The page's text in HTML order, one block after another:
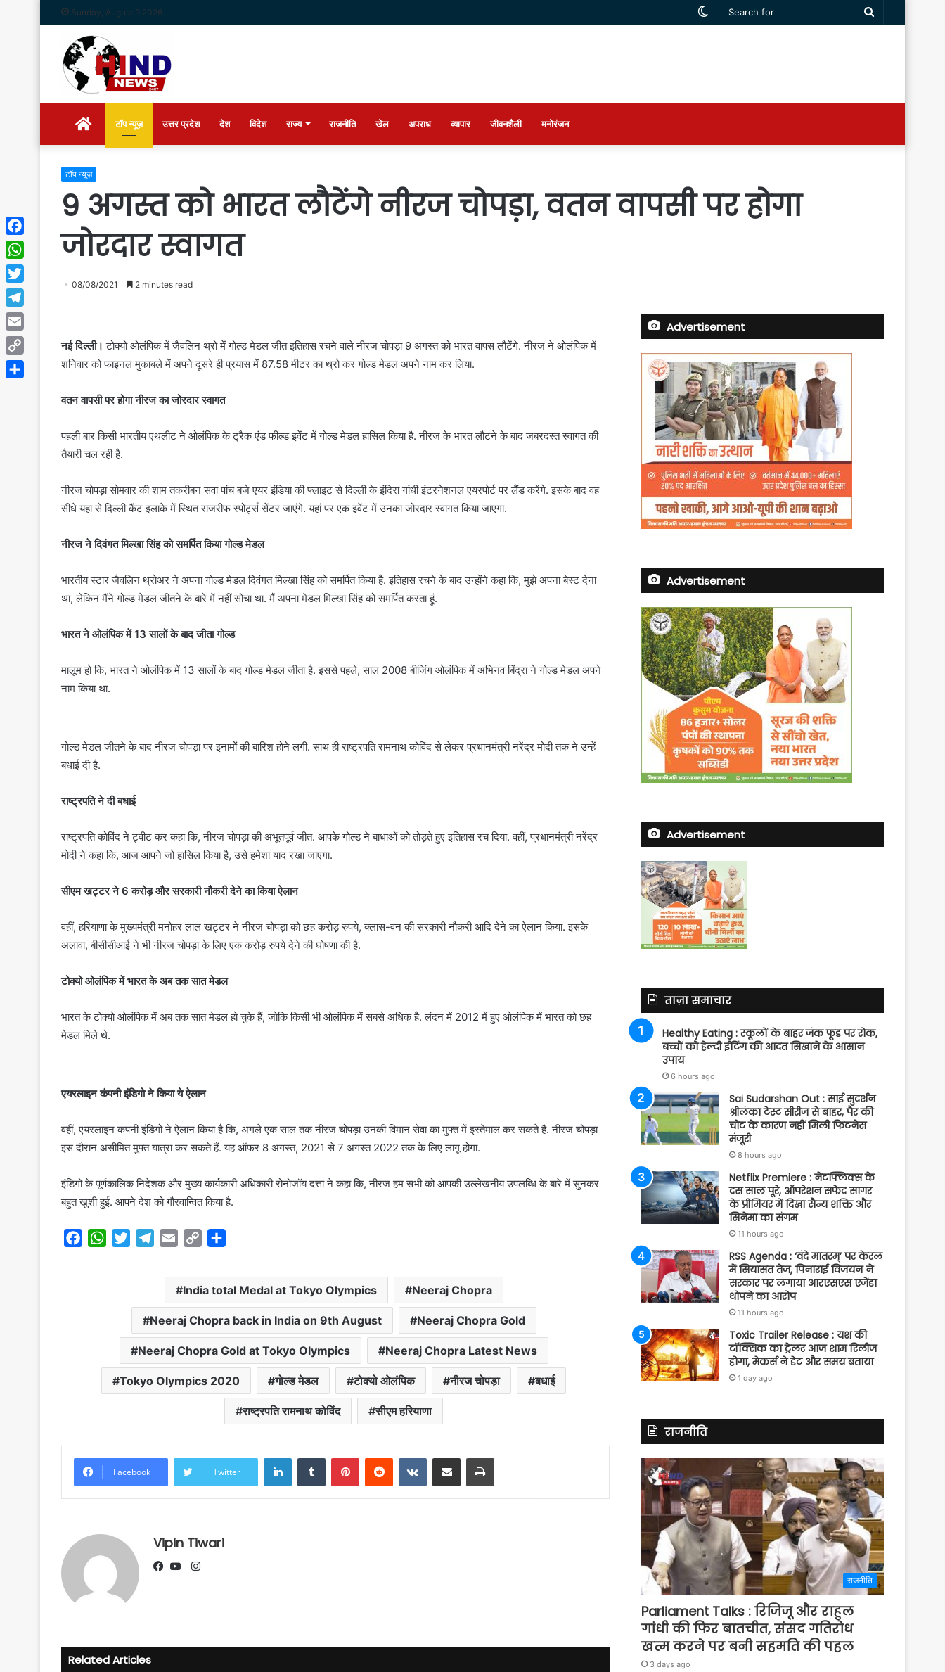
Sunday, August 9 2026
Search
Switch
Homeटॉप न्यूज़ उत्तर प्रदेश देश विदेश राज्य राजनीति खेल अपराध व्यापार जीवनशैली मनोरंजन
टॉप न्यूज़
9 अगस्त को भारत लौटेंगे नीरज चोपड़ा, वतन वापसी पर होगा
जोरदार स्वागत
08/08/2021 2 minutes read
नई दिल्ली। टोक्यो ओलंपिक में जैवलिन थ्रो में गोल्ड मेडल जीत इतिहास रचने वाले नीरज चोपड़ा 9 अगस्त को भारत वापस लौटेंगे. नीरज ने ओलंपिक में
शनिवार को फाइनल मुकाबले में अपने दूसरे ही प्रयास में 87.58 मीटर का थ्रो कर गोल्ड मेडल अपने नाम कर लिया.
वतन वापसी पर होगा नीरज का जोरदार स्वागत
पहली बार किसी भारतीय एथलीट ने ओलंपिक के ट्रैक एंड फील्ड इवेंट में गोल्ड मेडल हासिल किया है. नीरज के भारत लौटने के बाद जबरदस्त स्वागत की
तैयारी चल रही है.
नीरज चोपड़ा सोमवार की शाम तकरीबन सवा पांच बजे एयर इंडिया की फ्लाइट से दिल्ली के इंदिरा गांधी इंटरनेशनल एयरपोर्ट पर लैंड करेंगे. इसके बाद वह
सीधे यहां से दिल्ली कैंट इलाके में स्थित राजरीफ स्पोर्ट्स सेंटर जाएंगे. यहां पर एक इवेंट में उनका जोरदार स्वागत किया जाएगा.
नीरज ने दिवंगत मिल्खा सिंह को समर्पित किया गोल्ड मेडल
भारतीय स्टार जैवलिन थ्रोअर ने अपना गोल्ड मेडल दिवंगत मिल्खा सिंह को समर्पित किया है. इतिहास रचने के बाद उन्होंने कहा कि, मुझे अपना बेस्ट देना
था, लेकिन मैंने गोल्ड मेडल जीतने के बारे में नहीं सोचा था. मैं अपना मेडल मिल्खा सिंह को समर्पित करता हूं.
भारत ने ओलंपिक में 13 सालों के बाद जीता गोल्ड
मालूम हो कि, भारत ने ओलंपिक में 13 सालों के बाद गोल्ड मेडल जीता है. इससे पहले, साल 2008 बीजिंग ओलंपिक में अभिनव बिंद्रा ने गोल्ड मेडल अपने
नाम किया था.
गोल्ड मेडल जीतने के बाद नीरज चोपड़ा पर इनामों की बारिश होने लगी. साथ ही राष्ट्रपति रामनाथ कोविंद से लेकर प्रधानमंत्री नरेंद्र मोदी तक ने उन्हें
बधाई दी है.
राष्ट्रपति ने दी बधाई
राष्ट्रपति कोविंद ने ट्वीट कर कहा कि, नीरज चोपड़ा की अभूतपूर्व जीत. आपके गोल्ड ने बाधाओं को तोड़ते हुए इतिहास रच दिया. वहीं, प्रधानमंत्री नरेंद्र
मोदी ने कहा कि, आज आपने जो हासिल किया है, उसे हमेशा याद रखा जाएगा.
सीएम खट्टर ने 6 करोड़ और सरकारी नौकरी देने का किया ऐलान
वहीं, हरियाणा के मुख्यमंत्री मनोहर लाल खट्टर ने नीरज चोपड़ा को छह करोड़ रुपये, क्लास-वन की सरकारी नौकरी आदि देने का ऐलान किया. इसके
अलावा, बीसीसीआई ने भी नीरज चोपड़ा के लिए एक करोड़ रुपये देने की घोषणा की है.
टोक्यो ओलंपिक में भारत के अब तक सात मेडल
भारत के टोक्यो ओलंपिक में अब तक सात मेडल हो चुके हैं, जोकि किसी भी ओलंपिक में सबसे अधिक है. लंदन में 2012 में हुए ओलंपिक में भारत को छह
मेडल मिले थे.
एयरलाइन कंपनी इंडिगो ने किया ये ऐलान
वहीं, एयरलाइन कंपनी इंडिगो ने ऐलान किया है कि, अगले एक साल तक नीरज चोपड़ा उनकी विमान सेवा का मुफ्त में इस्तेमाल कर सकते हैं. नीरज चोपड़ा
इस दौरान असीमित मुफ्त यात्रा कर सकते हैं. यह ऑफर 8 अगस्त, 2021 से 7 अगस्त 2022 तक के लिए लागू होगा.
इंडिगो के पूर्णकालिक निदेशक और मुख्य कार्यकारी अधिकारी रोनोजॉय दत्ता ने कहा कि, नीरज हम सभी को आपकी उल्लेखनीय उपलब्धि के बारे में सुनकर
बहुत खुशी हुई. आपने देश को गौरवान्वित किया है.
W
p
t
e
r
g
r
a
m
a
i
l
p
y
L
i
n
k
a
r
e
India total Medal at Tokyo Olympics Neeraj Chopra
Neeraj Chopra back in India on 9th August Neeraj Chopra Gold
Neeraj Chopra Gold at Tokyo Olympics Neeraj Chopra Latest News
Tokyo Olympics 2020 गोल्ड मेडल टोक्यो ओलंपिक नीरज चोपड़ा बधाई
राष्ट्रपति रामनाथ कोविंद सीएम हरियाणा
Facebook Twitter
LinkedInTumblr PinterestReddit VKontakteShare via Email Print
Vipin Tiwari
Instagram
Related Articles
Advertisement
Advertisement
Advertisement
ताज़ा समाचार
Healthy Eating : स्कूलों के बाहर जंक फूड पर रोक,
बच्चों को हेल्दी ईटिंग की आदत सिखाने के आसान
उपाय
6 hours ago
Sai Sudarshan Out : साई सुदर्शन
श्रीलंका टेस्ट सीरीज से बाहर, पैर की
चोट के कारण नहीं मिली फिटनेस
मंजूरी
8 hours ago
Netflix Premiere : नेटफ्लिक्स के
दस साल पूरे, ऑपरेशन सफेद सागर
के प्रीमियर में दिखा सैन्य शक्ति और
सिनेमा का संगम
11 hours ago
RSS Agenda : ‘वंदे मातरम्’ पर केरल
में सियासत तेज, पिनाराई विजयन ने
सरकार पर लगाया आरएसएस एजेंडा
थोपने का आरोप
11 hours ago
Toxic Trailer Release : यश की
टॉक्सिक का ट्रेलर आज शाम रिलीज
होगा, मेकर्स ने डेट और समय बताया
1 day ago
राजनीति
राजनीति
Parliament Talks : रिजिजू और राहुल
गांधी की फिर बातचीत, संसद गतिरोध
खत्म करने पर बनी सहमति की पहल
3 days ago
Facebook
WhatsApp
Twitter
Telegram
Email
Copy
Link